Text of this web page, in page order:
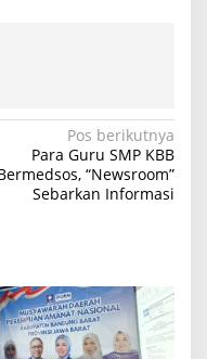
Pos berikutnya
Para Guru SMP KBB
“Newsroom”
Sebarkan Informasi